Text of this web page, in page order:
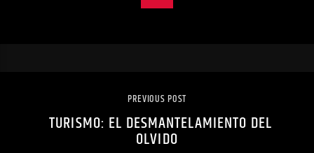
PREVIOUS POST
TURISMO: EL DESMANTELAMIENTO DEL
OLVIDO